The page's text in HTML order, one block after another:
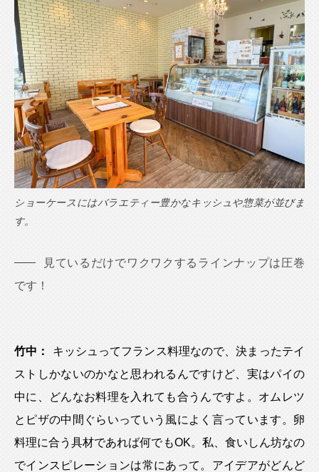
ショーケースにはバラエティー豊かなキッシュや惣菜が並びま
す。
見ているだけでワクワクするラインナップは圧巻
です！
竹中：
キッシュってフランス料理なので、決まったテイ
ストしかないのかなと思われるんですけど、実はパイの
中に、どんなお料理を入れても合うんですよ。オムレツ
とピザの中間ぐらいっていう風によく言っています。卵
料理に合う具材であれば何でもOK。私、食いしん坊なの
でインスピレーションは常にあって。アイデアがどんど